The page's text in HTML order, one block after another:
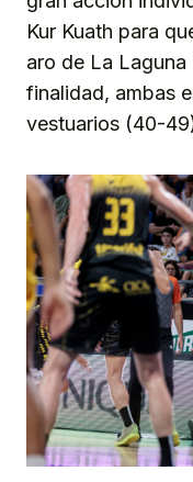
Kur Kuath para
aro de La
finalidad, ambas
vestuarios (40-